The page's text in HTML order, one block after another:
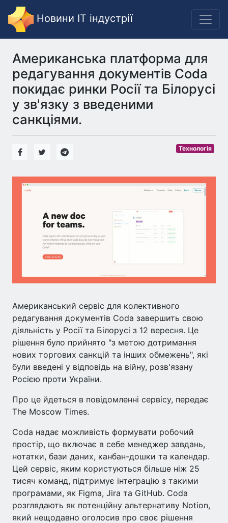
Новини IT індустрії
Американська платформа для
редагування документів Coda
покидає ринки Росії та Білорусі
у зв'язку з введеними
санкціями.
Технологія
Американський сервіс для колективного
редагування документів Coda завершить свою
діяльність у Росії та Білорусі з 12 вересня. Це
рішення було прийнято "з метою дотримання
нових торгових санкцій та інших обмежень", які
були введені у відповідь на війну, розв'язану
Росією проти України.
Про це йдеться в повідомленні сервісу, передає
The Moscow Times.
Coda надає можливість формувати робочий
простір, що включає в себе менеджер завдань,
нотатки, бази даних, канбан-дошки та календар.
Цей сервіс, яким користуються більше ніж 25
тисяч команд, підтримує інтеграцію з такими
програмами, як Figma, Jira та GitHub. Coda
розглядають як потенційну альтернативу Notion,
який нещодавно оголосив про своє рішення